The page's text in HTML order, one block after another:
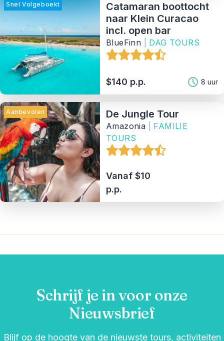
Snel Volgeboekt
Catamaran boottocht
naar Klein Curacao
incl. open bar
BlueFinn DAG TOURS
$140 p.p. 8 uur
Aanbevolen De Jungle Tour
Amazonia
FAMILIE
TOURS
Vanaf $10
p.p.
Schrijf je in voor onze
Nieuwsbrief
Blijf op de hoogte van de nieuwste tours, activiteiten